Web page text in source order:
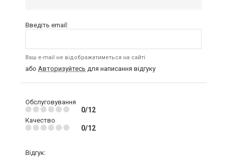
Введіть email:
Ваш e-mail не відображатиметься на сайті
або Авторизуйтесь для написання відгуку
Обслуговування
0/12
Качество
0/12
Відгук: